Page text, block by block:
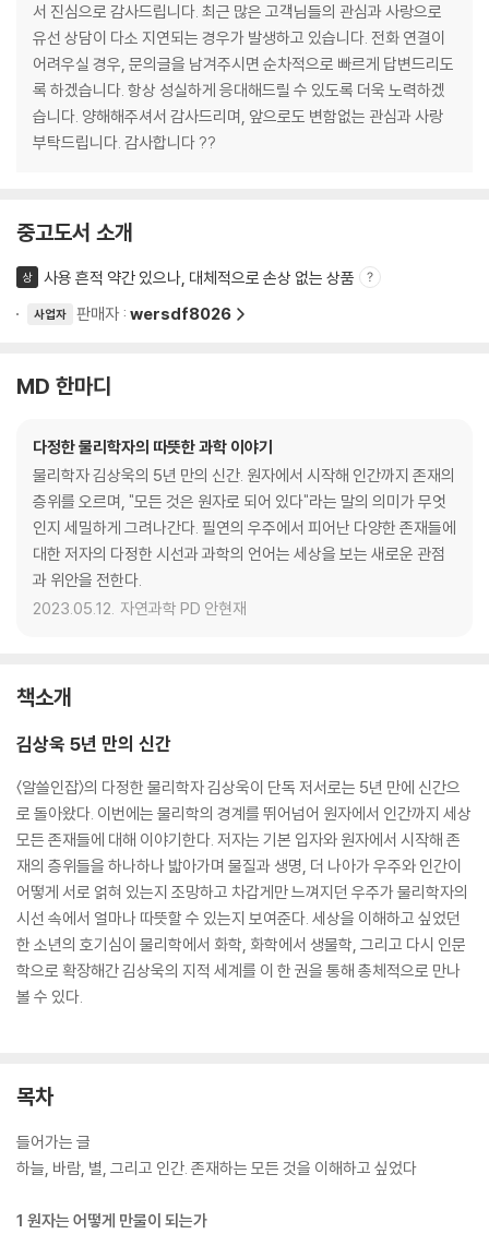
서 진심으로 감사드립니다. 최근 많은 고객님들의 관심과 사랑으로
유선 상담이 다소 지연되는 경우가 발생하고 있습니다. 전화 연결이
어려우실 경우, 문의글을 남겨주시면 순차적으로 빠르게 답변드리도
록 하겠습니다. 항상 성실하게 응대해드릴 수 있도록 더욱 노력하겠
습니다. 양해해주셔서 감사드리며, 앞으로도 변함없는 관심과 사랑
부탁드립니다. 감사합니다 ??
중고도서 소개
상 사용 흔적 약간 있으나, 대체적으로 손상 없는 상품
사업자 판매자 : wersdf8026
MD 한마디
다정한 물리학자의 따뜻한 과학 이야기
물리학자 김상욱의 5년 만의 신간. 원자에서 시작해 인간까지 존재의
층위를 오르며, "모든 것은 원자로 되어 있다"라는 말의 의미가 무엇
인지 세밀하게 그려나간다. 필연의 우주에서 피어난 다양한 존재들에
대한 저자의 다정한 시선과 과학의 언어는 세상을 보는 새로운 관점
과 위안을 전한다.
2023.05.12. 자연과학 PD 안현재
책소개
김상욱 5년 만의 신간
〈알쓸인잡〉의 다정한 물리학자 김상욱이 단독 저서로는 5년 만에 신간으
로 돌아왔다. 이번에는 물리학의 경계를 뛰어넘어 원자에서 인간까지 세상
모든 존재들에 대해 이야기한다. 저자는 기본 입자와 원자에서 시작해 존
재의 층위들을 하나하나 밟아가며 물질과 생명, 더 나아가 우주와 인간이
어떻게 서로 얽혀 있는지 조망하고 차갑게만 느껴지던 우주가 물리학자의
시선 속에서 얼마나 따뜻할 수 있는지 보여준다. 세상을 이해하고 싶었던
한 소년의 호기심이 물리학에서 화학, 화학에서 생물학, 그리고 다시 인문
학으로 확장해간 김상욱의 지적 세계를 이 한 권을 통해 총체적으로 만나
볼 수 있다.
목차
들어가는 글
하늘, 바람, 별, 그리고 인간. 존재하는 모든 것을 이해하고 싶었다
1 원자는 어떻게 만물이 되는가